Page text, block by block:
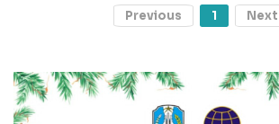
Previous 1 Next